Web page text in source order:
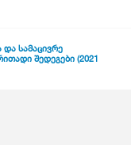
სამაცივრე
შედეგები (2021